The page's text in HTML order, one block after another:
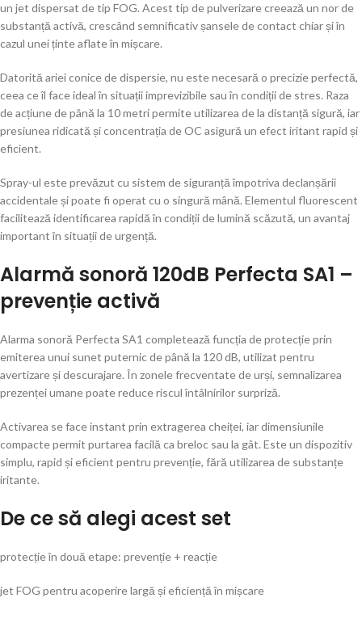
un jet dispersat de tip FOG. Acest tip de pulverizare creează un nor de
substanță activă, crescând semnificativ șansele de contact chiar și în
cazul unei ținte aflate în mișcare.
Datorită ariei conice de dispersie, nu este necesară o precizie perfectă,
ceea ce îl face ideal în situații imprevizibile sau în condiții de stres. Raza
de acțiune de până la 10 metri permite utilizarea de la distanță sigură, iar
presiunea ridicată și concentrația de OC asigură un efect iritant rapid și
eficient.
Spray-ul este prevăzut cu sistem de siguranță împotriva declanșării
accidentale și poate fi operat cu o singură mână. Elementul fluorescent
facilitează identificarea rapidă în condiții de lumină scăzută, un avantaj
important în situații de urgență.
Alarmă sonoră 120dB Perfecta SA1 –
prevenție activă
Alarma sonoră Perfecta SA1 completează funcția de protecție prin
emiterea unui sunet puternic de până la 120 dB, utilizat pentru
avertizare și descurajare. În zonele frecventate de urși, semnalizarea
prezenței umane poate reduce riscul întâlnirilor surpriză.
Activarea se face instant prin extragerea cheiței, iar dimensiunile
compacte permit purtarea facilă ca breloc sau la gât. Este un dispozitiv
simplu, rapid și eficient pentru prevenție, fără utilizarea de substanțe
iritante.
De ce să alegi acest set
protecție în două etape: prevenție + reacție
jet FOG pentru acoperire largă și eficiență în mișcare